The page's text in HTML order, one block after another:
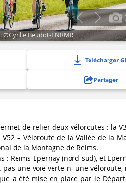
©Cyrille Beudot-PNRMR
Télécharger
Partager
de relier deux véloroutes : la
– Véloroute de la Vallée de la
de la Montagne de Reims.
: Reims-Epernay (nord-sud), et
pas une voie verte ni une véloroute,
a été mise en place par le